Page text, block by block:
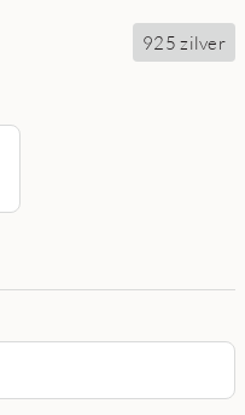
925 zilver